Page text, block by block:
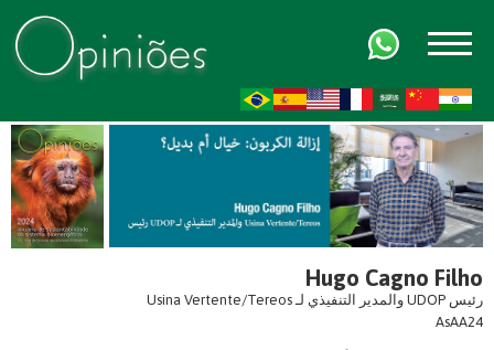
Hugo Cagno Filho
رئيس UDOP والمدير التنفيذي لـ Usina Vertente/Tereos
AsAA24